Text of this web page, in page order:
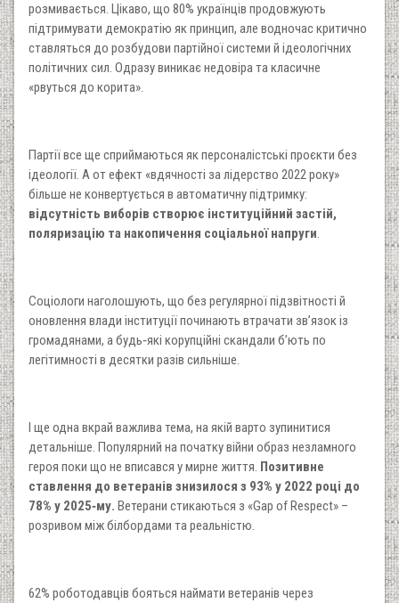
розмивається. Цікаво, що 80% українців продовжують
підтримувати демократію як принцип, але водночас критично
ставляться до розбудови партійної системи й ідеологічних
політичних сил. Одразу виникає недовіра та класичне
«рвуться до корита».
Партії все ще сприймаються як персоналістські проєкти без
ідеології. А от ефект «вдячності за лідерство 2022 року»
більше не конвертується в автоматичну підтримку:
відсутність виборів створює інституційний застій,
поляризацію та накопичення соціальної напруги.
Соціологи наголошують, що без регулярної підзвітності й
оновлення влади інституції починають втрачати зв’язок із
громадянами, а будь‑які корупційні скандали б’ють по
легітимності в десятки разів сильніше.
І ще одна вкрай важлива тема, на якій варто зупинитися
детальніше. Популярний на початку війни образ незламного
героя поки що не вписався у мирне життя. Позитивне
ставлення до ветеранів знизилося з 93% у 2022 році до
78% у 2025‑му. Ветерани стикаються з «Gap of Respect» –
розривом між білбордами та реальністю.
62% роботодавців бояться наймати ветеранів через